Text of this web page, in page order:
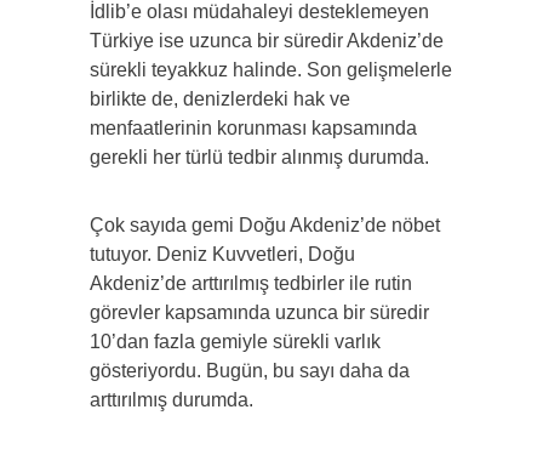
İdlib’e olası müdahaleyi desteklemeyen
Türkiye ise uzunca bir süredir Akdeniz’de
sürekli teyakkuz halinde. Son gelişmelerle
birlikte de, denizlerdeki hak ve
menfaatlerinin korunması kapsamında
gerekli her türlü tedbir alınmış durumda.
Çok sayıda gemi Doğu Akdeniz’de nöbet
tutuyor. Deniz Kuvvetleri, Doğu
Akdeniz’de arttırılmış tedbirler ile rutin
görevler kapsamında uzunca bir süredir
10’dan fazla gemiyle sürekli varlık
gösteriyordu. Bugün, bu sayı daha da
arttırılmış durumda.